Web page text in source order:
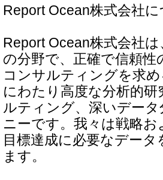
Report Ocean株式会社に
Report Ocean株式会社
の分野で、正確で信頼
コンサルティングを求
にわたり高度な分析的
ルティング、深いデー
ニーです。我々は戦略
目標達成に必要なデー
ます。